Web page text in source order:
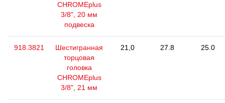
CHROMEplus
3/8", 20 мм
подвеска
918.3821
Шестигранная
торцовая
головка
CHROMEplus
3/8", 21 мм
21,0 27.8 25.0